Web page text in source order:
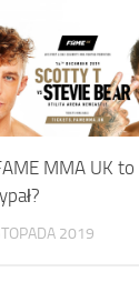
MMA UK to
2019